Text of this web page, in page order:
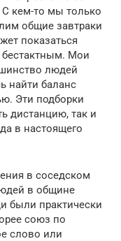
С кем-то мы только
общие завтраки
показаться
Мои
людей
найти баланс
Эти подборки
дистанцию, так и
в настоящего
в соседском
в общине
были практически
союз по
слово или